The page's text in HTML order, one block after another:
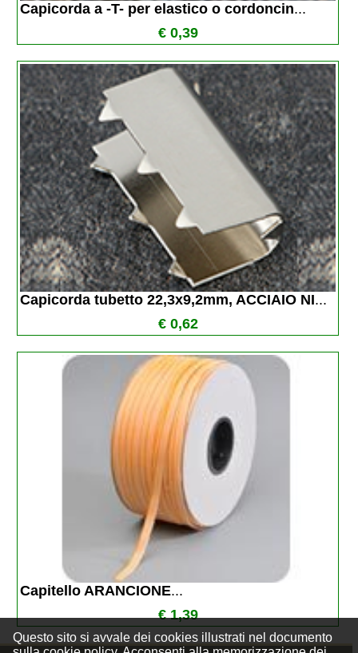
Questo sito si avvale dei cookies illustrati nel documento
Capicorda a -T- per elastico o cordoncin...
€ 0,39
Capicorda tubetto 22,3x9,2mm, ACCIAIO NI...
€ 0,62
Capitello ARANCIONE...
€ 1,39